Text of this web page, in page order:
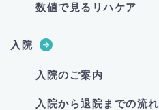
数値で見るリハケア
入院
入院のご案内
入院から退院までの流れ